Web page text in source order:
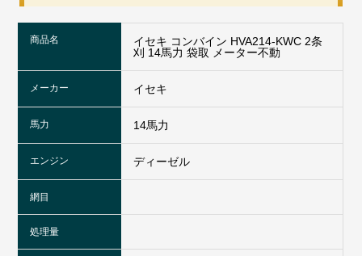
商品名
イセキ コンバイン HVA214-KWC 2条
刈 14馬力 袋取 メーター不動
メーカー イセキ
馬力 14馬力
エンジン ディーゼル
網目
処理量